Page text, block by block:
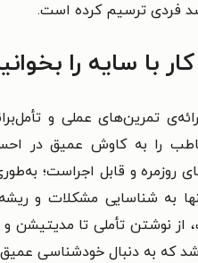
فردی ترسیم کرده است.
با سایه را
تمرین‌های عملی و
را به کاوش عمیق در
روزمره و قابل اجراست؛
به شناسایی مشکلات و
از نوشتن تأملی تا مدیتیشن
که به دنبال خودشناسی